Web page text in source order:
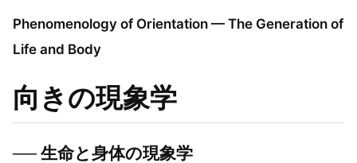
Phenomenology of Orientation — The Generation of
Life and Body
向きの現象学
── 生命と身体の現象学